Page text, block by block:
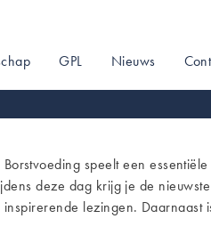
GPL Nieuws
speelt een
deze dag krijg je de
lezingen. Daarnaast